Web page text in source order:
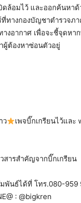
ดล้อมไว้ และออกค้นหา
ที่ทางกองบัญชาตำรวจภ
งอากาศ เพื่อจะชี้จุดหา
ผู้ต้องหาซ่อนตัวอยู่
ว
เพจบิ๊กเกรียนไว้และ
สารสำคัญจากบิ๊กเกรียน
พันธ์ได้ที่ โทร.080-959
: @bigkren